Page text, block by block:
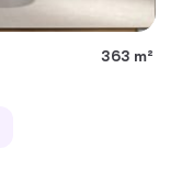
363 m²